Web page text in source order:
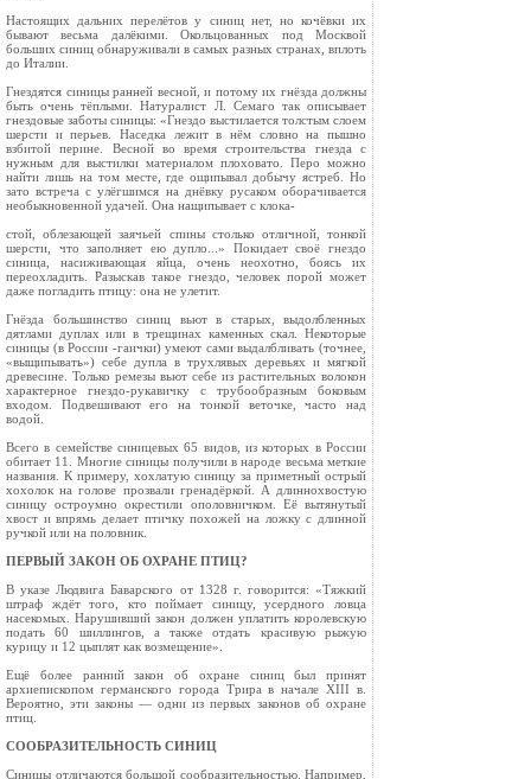
Настоящих дальних перелётов у синиц нет, но кочёвки их
бывают весьма далёкими. Околь­цованных под Москвой
больших синиц обна­руживали в самых разных странах, вплоть
до Италии.
Гнездятся синицы ранней весной, и потому их гнёзда должны
быть очень тёплыми. Натуралист Л. Семаго так описывает
гнездовые заботы сини­цы: «Гнездо выстилается толстым слоем
шерсти и перьев. Наседка лежит в нём словно на пышно
взбитой перине. Весной во время строительства гнезда с
нужным для выстилки материалом пло­ховато. Перо можно
найти лишь на том месте, где ощипывал добычу ястреб. Но
зато встреча с улёгшимся на днёвку русаком оборачивается
не­обыкновенной удачей. Она нащипывает с клока-
стой, облезающей заячьей спины столько отличной, тонкой
шерсти, что заполняет ею дупло...» Покидает своё гнездо
синица, насиживающая яйца, очень неохотно, боясь их
переохладить. Разыскав та­кое гнездо, человек порой может
даже погладить птицу: она не улетит.
Гнёзда большинство синиц вьют в старых, выдолбленных
дятлами дуплах или в трещинах каменных скал. Некоторые
синицы (в России -гаички) умеют сами выдалбливать (точнее,
«вы­щипывать») себе дупла в трухлявых деревьях и мягкой
древесине. Только ремезы вьют себе из растительных волокон
характерное гнездо-рука­вичку с трубообразным боковым
входом. Подве­шивают его на тонкой веточке, часто над
водой.
Всего в семействе синицевых 65 видов, из которых в России
обитает 11. Многие синицы получили в народе весьма меткие
названия. К примеру, хохлатую синицу за приметный острый
хохолок на голове прозвали гренадёркой. А длиннохвостую
синицу остроумно окрестили ополовничком. Её вытянутый
хвост и впрямь делает птичку похожей на ложку с длинной
ручкой или на половник.
ПЕРВЫЙ ЗАКОН ОБ ОХРАНЕ ПТИЦ?
В указе Людвига Баварского от 1328 г. говорится: «Тяжкий
штраф ждёт того, кто поймает синицу, усердного ловца
насекомых. Нарушивший закон должен уп­латить королевскую
подать 60 шиллингов, а также отдать красивую рыжую
курицу и 12 цы­плят как возмещение».
Ещё более ранний закон об охране синиц был принят
архиепископом германского города Трира в начале XIII в.
Вероятно, эти законы — одни из первых зако­нов об охране
птиц.
СООБРАЗИТЕЛЬНОСТЬ СИНИЦ
Синицы отличаются большой сообразительностью. Например,